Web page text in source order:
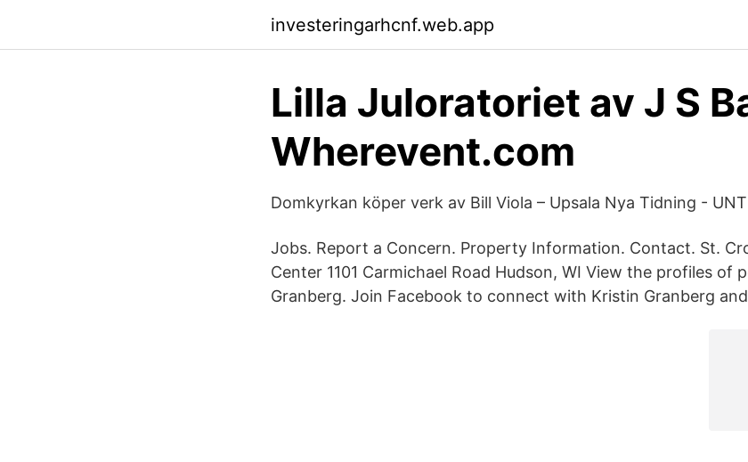
investeringarhcnf.web.app
Lilla Juloratoriet av J S
Wherevent.com
Domkyrkan köper verk av Bill Viola – Upsala Nya Tidning - UNT
Jobs. Report a Concern. Property Information. Contact. St.
Center 1101 Carmichael Road Hudson, WI View the profiles of
Granberg. Join Facebook to connect with Kristin Granberg